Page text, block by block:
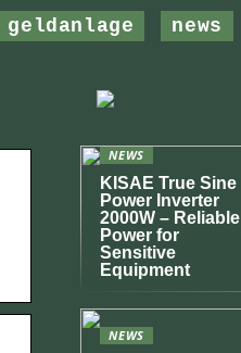
geldanlage news
NEWS
KISAE True Sine
Power Inverter
2000W – Reliable
Power for
Sensitive
Equipment
NEWS